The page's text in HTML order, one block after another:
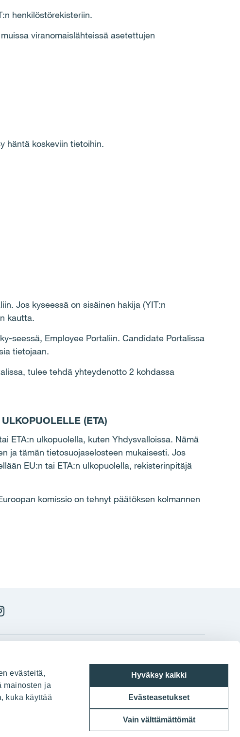
evästeitä,
mainosten ja
kuka käyttää
Hyväksy kaikki
Evästeasetukset
Vain välttämättömät
henkilöstörekisteriin.
viranomaislähteissä asetettujen
häntä koskeviin tietoihin.
Jos kyseessä on sisäinen hakija (YIT:n
kautta.
seessä, Employee Portaliin. Candidate Portalissa
tietojaan.
tulee tehdä yhteydenotto 2 kohdassa
(ETA)
ETA:n ulkopuolella, kuten Yhdysvalloissa. Nämä
ja tämän tietosuojaselosteen mukaisesti. Jos
EU:n tai ETA:n ulkopuolella, rekisterinpitäjä
komissio on tehnyt päätöksen kolmannen
Panuntie 11, PL 36, 00620 Helsinki
020 433 111